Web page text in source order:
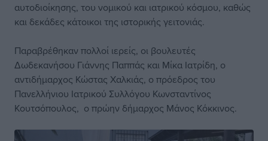
αυτοδιοίκησης, του νομικού και ιατρικού κόσμου, καθώς
και δεκάδες κάτοικοι της ιστορικής γειτονιάς.
Παραβρέθηκαν πολλοί ιερείς, οι βουλευτές
Δωδεκανήσου Γιάννης Παππάς και Μίκα Ιατρίδη, ο
αντιδήμαρχος Κώστας Χαλκιάς, ο πρόεδρος του
Πανελλήνιου Ιατρικού Συλλόγου Κωνσταντίνος
Κουτσόπουλος, ο πρώην δήμαρχος Μάνος Κόκκινος.